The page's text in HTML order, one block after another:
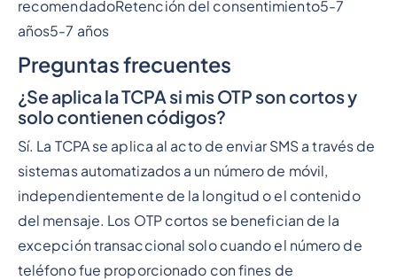
recomendadoRetención del consentimiento5-7
años5-7 años
Preguntas frecuentes
¿Se aplica la TCPA si mis OTP son cortos y
solo contienen códigos?
Sí. La TCPA se aplica al acto de enviar SMS a través de
sistemas automatizados a un número de móvil,
independientemente de la longitud o el contenido
del mensaje. Los OTP cortos se benefician de la
excepción transaccional solo cuando el número de
teléfono fue proporcionado con fines de